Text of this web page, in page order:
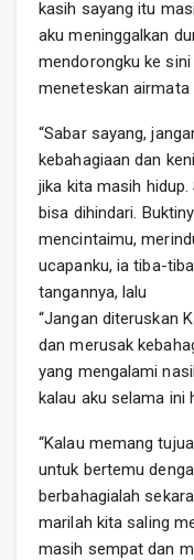
kasih sayang itu
aku meninggalkan
mendorongku ke
meneteskan airmata
“Sabar sayang,
kebahagiaan dan
jika kita masih
bisa dihindari.
mencintaimu,
ucapanku, ia tiba-
tangannya, lalu
“Jangan diteruskan
dan merusak
yang mengalami
kalau aku selama ini
“Kalau memang
untuk bertemu
berbahagialah
marilah kita saling
masih sempat dan